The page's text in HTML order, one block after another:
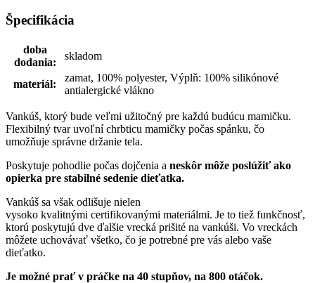
Špecifikácia
doba
dodania:
skladom
materiál:
zamat, 100% polyester, Výplň: 100% silikónové
antialergické vlákno
Vankúš, ktorý bude veľmi užitočný pre každú budúcu mamičku.
Flexibilný tvar uvoľní chrbticu mamičky počas spánku, čo
umožňuje správne držanie tela.
Poskytuje pohodlie počas dojčenia a neskôr môže poslúžiť ako
opierka pre stabilné sedenie dieťatka.
Vankúš sa však odlišuje nielen
vysoko kvalitnými certifikovanými materiálmi. Je to tiež funkčnosť,
ktorú poskytujú dve ďalšie vrecká prišité na vankúši. Vo vreckách
môžete uchovávať všetko, čo je potrebné pre vás alebo vaše
dieťatko.
Je možné prať v práčke na 40 stupňov, na 800 otáčok.